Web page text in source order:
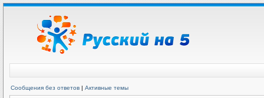
Сообщения без ответов | Активные темы